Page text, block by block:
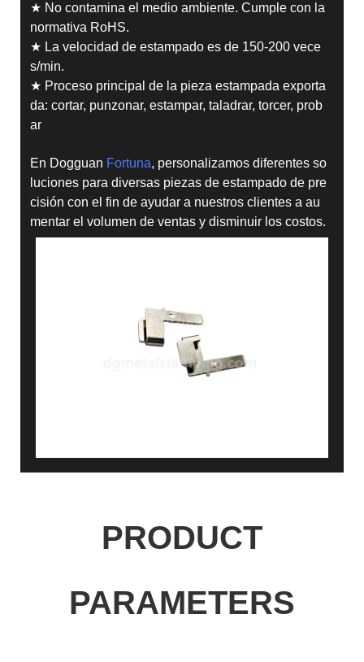
★ No contamina el medio ambiente. Cumple con la
normativa RoHS.
★ La velocidad de estampado es de 150-200 vece
s/min.
★ Proceso principal de la pieza estampada exporta
da: cortar, punzonar, estampar, taladrar, torcer, prob
ar
En Dogguan Fortuna, personalizamos diferentes so
luciones para diversas piezas de estampado de pre
cisión con el fin de ayudar a nuestros clientes a au
mentar el volumen de ventas y disminuir los costos.
PRODUCT
PARAMETERS